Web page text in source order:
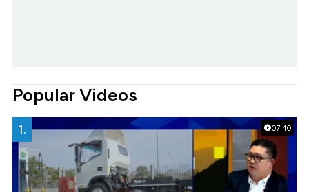
Popular Videos
07:40
1.